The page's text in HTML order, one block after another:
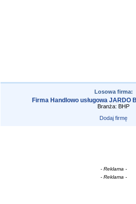
Losowa firma:
Firma Handlowo usługowa JARDO
Branża: BHP
Dodaj firmę
- Reklama -
- Reklama -